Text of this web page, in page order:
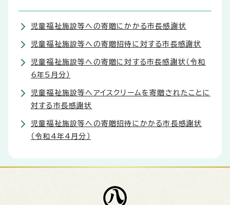
児童福祉施設等への寄贈にかかる市長感謝状
児童福祉施設等への寄贈招待に対する市長感謝状
児童福祉施設等への寄贈に対する市長感謝状（令和
6年5月分）
児童福祉施設等へアイスクリームを寄贈されたことに
対する市長感謝状
児童福祉施設等への寄贈招待にかかる市長感謝状
（令和4年4月分）